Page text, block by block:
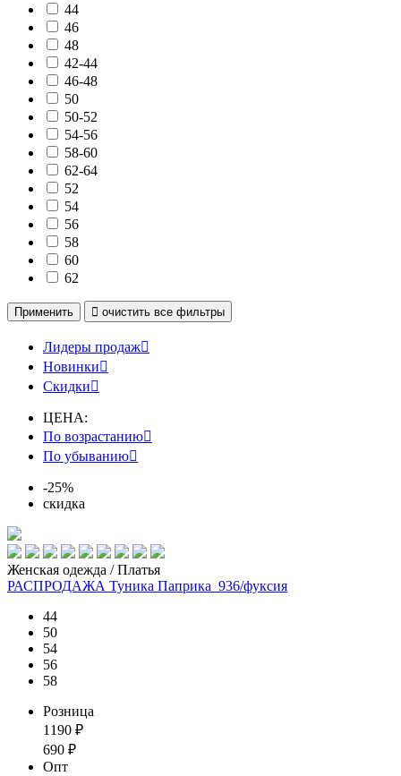
44
46
48
42-44
46-48
50
50-52
54-56
58-60
62-64
52
54
56
58
60
62
Применить  очистить все фильтры
Лидеры продаж
Новинки
Скидки
ЦЕНА:
По возрастанию
По убыванию
-25%
скидка
Женская одежда / Платья
РАСПРОДАЖА Туника Паприка_936/фуксия
44
50
54
56
58
Розница
1190 ₽
690 ₽
Опт